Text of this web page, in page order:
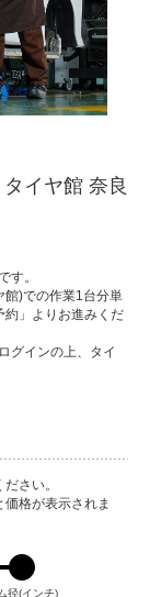
イヤ館 奈良
す。
館)での作業1台分単
約」よりお進みくだ
グインの上、タイ
さい。
格が表示されま
径(インチ)